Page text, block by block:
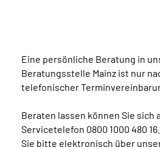
Online-Services
Language
Eine persönliche Beratung in
Beratungsstelle Mainz ist nur
telefonischer
Beraten lassen können Sie sich
Servicetelefon 0800 1000 480
Sie bitte elektronisch über